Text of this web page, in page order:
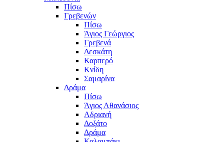
Πίσω
Γρεβενών
Πίσω
Άγιος Γεώργιος
Γρεβενά
Δεσκάτη
Καρπερό
Κνίδη
Σαμαρίνα
Δράμα
Πίσω
Άγιος Αθανάσιος
Αδριανή
Δοξάτο
Δράμα